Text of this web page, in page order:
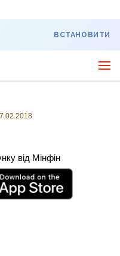
ВСТАНОВИТИ
від Мінфін